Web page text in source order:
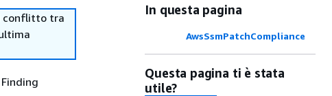
conflitto tra
In questa pagina
AwsSsmPatchCompliance
Questa pagina ti è stata
utile?